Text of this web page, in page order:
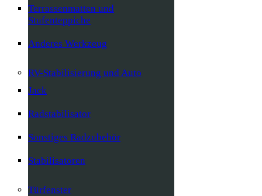
Terrassenmatten und
Stufenteppiche
Anderes Werkzeug
RV-Stabilisierung und Auto
Jack
Radstabilisator
Sonstiges Radzubehör
Stabilisatoren
Türfenster